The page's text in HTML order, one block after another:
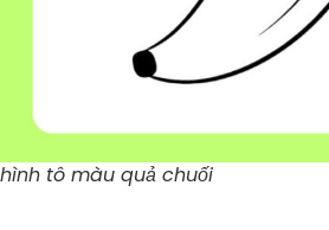
hình tô màu quả chuối